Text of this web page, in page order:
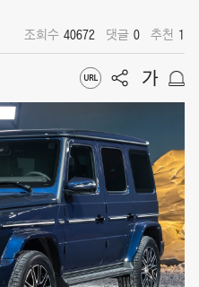
조회수 40672 댓글 0 추천 1